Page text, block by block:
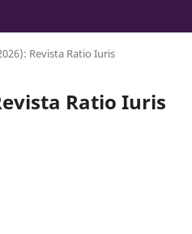
Revista Ratio Iuris
Ratio Iuris